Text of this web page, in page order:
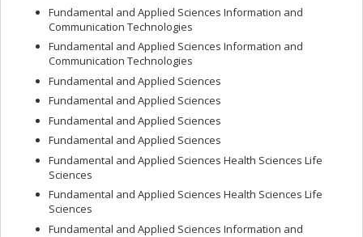
Fundamental and Applied Sciences Information and
Communication Technologies
Fundamental and Applied Sciences Information and
Communication Technologies
Fundamental and Applied Sciences
Fundamental and Applied Sciences
Fundamental and Applied Sciences
Fundamental and Applied Sciences
Fundamental and Applied Sciences Health Sciences Life
Sciences
Fundamental and Applied Sciences Health Sciences Life
Sciences
Fundamental and Applied Sciences Information and